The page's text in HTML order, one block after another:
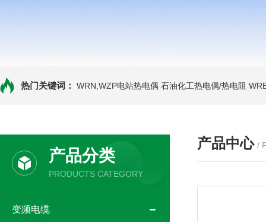
热门关键词： WRN,WZP电站热电偶 石油化工热电偶/热电阻
产品分类
PRODUCTS CATEGORY
变频电缆
产品中心 /